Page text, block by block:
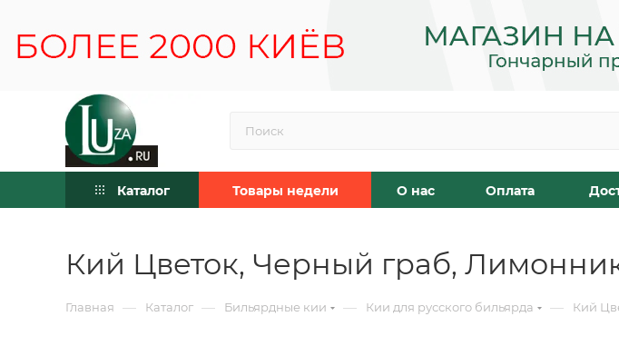
Каталог Товары недели О нас Оплата
Кий Цветок, Черный граб,
Главная — Каталог — Бильярдные кии — Кии для русского бильярда — Кий